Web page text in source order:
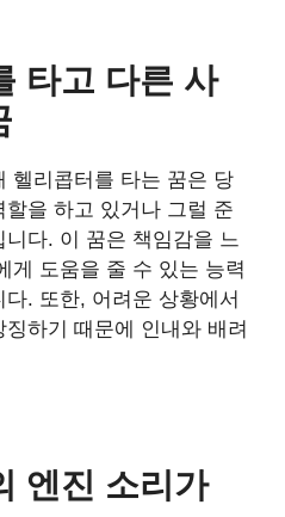
타고 다른 사
헬리콥터를 타는 꿈은 당
을 하고 있거나 그럴 준
다. 이 꿈은 책임감을 느
게 도움을 줄 수 있는 능력
. 또한, 어려운 상황에서
하기 때문에 인내와 배려
엔진 소리가